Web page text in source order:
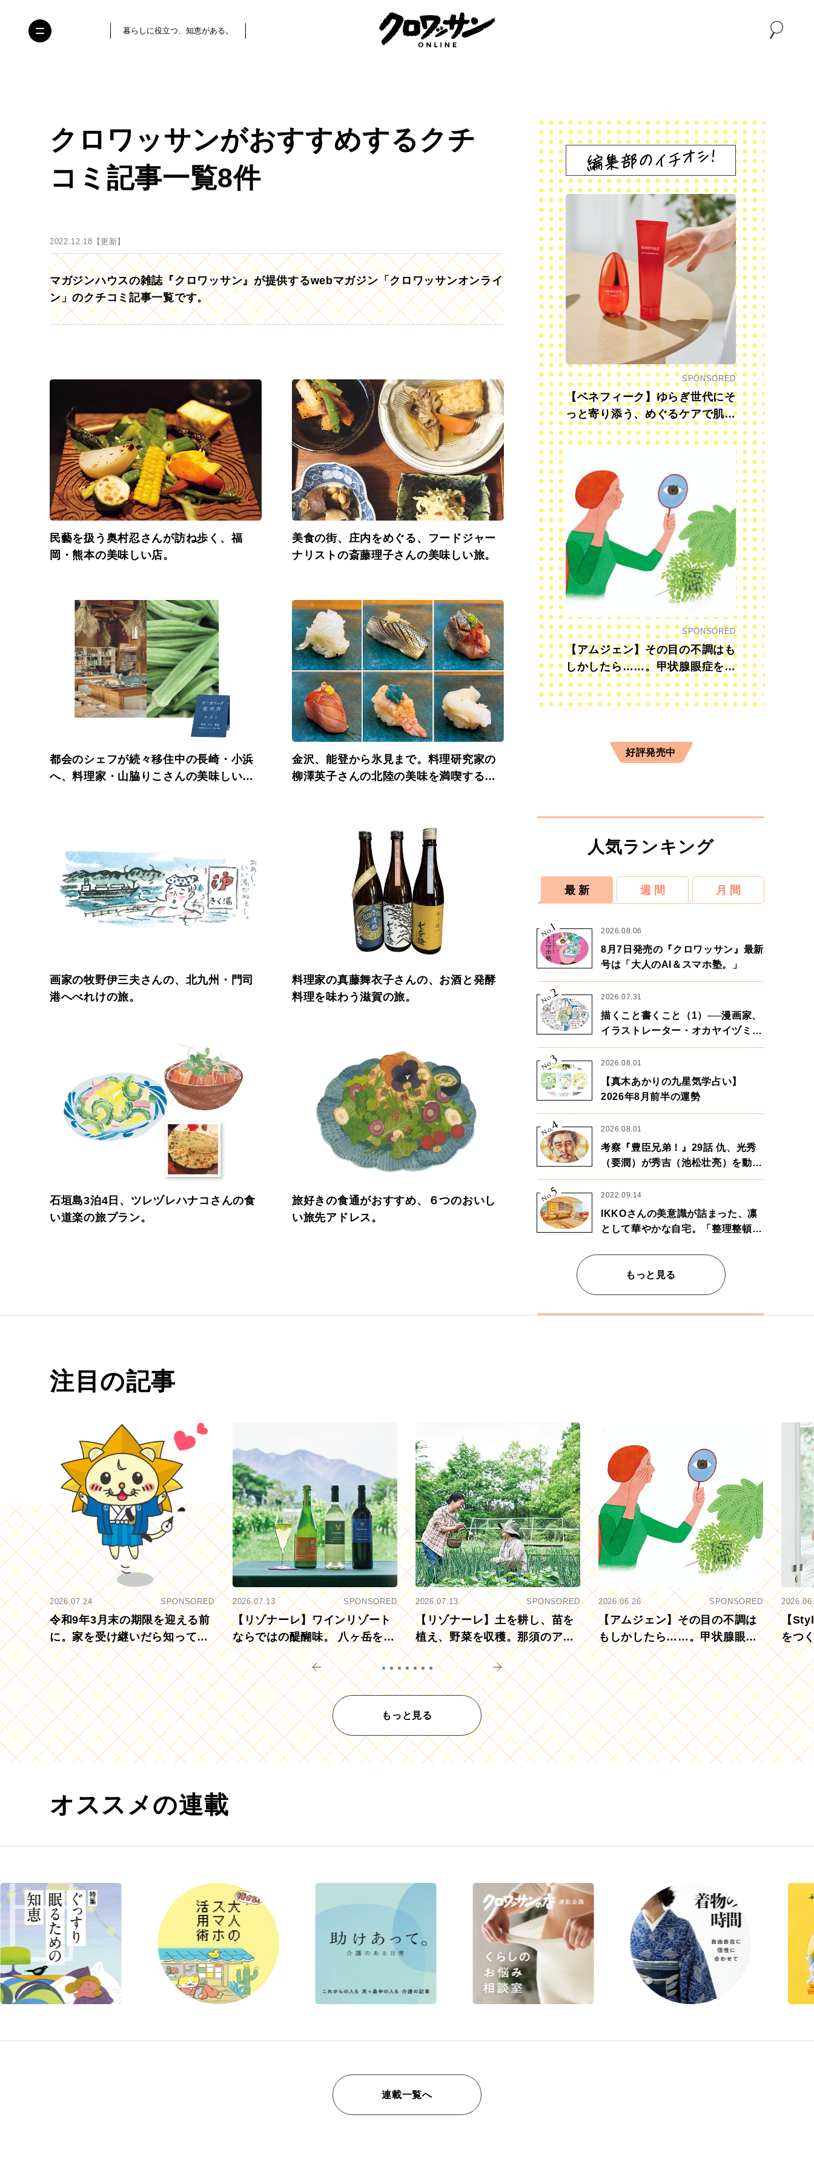
暮らしに役立つ、知恵がある。
クロワッサンがおすすめするクチ
コミ記事一覧8件
2022.12.18【更新】
マガジンハウスの雑誌『クロワッサン』が提供するwebマガジン「クロワッサンオンライ
ン」のクチコミ記事一覧です。
民藝を扱う奥村忍さんが訪ね歩く、福
岡・熊本の美味しい店。
美食の街、庄内をめぐる、フードジャー
ナリストの斎藤理子さんの美味しい旅。
都会のシェフが続々移住中の長崎・小浜
へ、料理家・山脇りこさんの美味しい
金沢、能登から氷見まで。料理研究家の
柳澤英子さんの北陸の美味を満喫する
画家の牧野伊三夫さんの、北九州・門司
港へべれけの旅。
料理家の真藤舞衣子さんの、お酒と発酵
料理を味わう滋賀の旅。
石垣島3泊4日、ツレヅレハナコさんの食
い道楽の旅プラン。
旅好きの食通がおすすめ、６つのおいし
い旅先アドレス。
SPONSORED
【ベネフィーク】ゆらぎ世代にそ
っと寄り添う、めぐるケアで肌も
心も前向きに
SPONSORED
【アムジェン】その目の不調はも
しかしたら……。甲状腺眼症を知
っていますか？
好評発売中
人気ランキング
最 新 週 間 月 間
No.
1 2026.08.06
8月7日発売の『クロワッサン』最新
号は「大人のAI＆スマホ塾。」
No.2 2026.07.31
描くこと書くこと（1）──漫画家、
イラストレーター・オカヤイヅミさ
ん×漫画家・鶴谷香央理さん
No.
3 2026.08.01
【真木あかりの九星気学占い】
2026年8月前半の運勢
No.
4 2026.08.01
考察『豊臣兄弟！』29話 仇、光秀
（要潤）が秀吉（池松壮亮）を動か
す。天下に向けた兄弟の分岐点。
No.
5 2022.09.14
IKKOさんの美意識が詰まった、凛
として華やかな自宅。「整理整頓は
もっと見る
注目の記事
2026.07.24 SPONSORED
令和9年3月末の期限を迎える前
に。家を受け継いだら知ってお
きたい「相続登記の義務化」
2026.07.13 SPONSORED
【リゾナーレ】ワインリゾート
ならではの醍醐味。 八ヶ岳を望
むブドウ畑でアペロ
2026.07.13 SPONSORED
【リゾナーレ】土を耕し、苗を
植え、野菜を収穫。那須のアグ
リツーリズモを体験
2026.06.26 SPONSORED
【アムジェン】その目の不調は
もしかしたら……。甲状腺眼症
を知っていますか？
【
をつ
もっと見る
オススメの連載
連載一覧へ